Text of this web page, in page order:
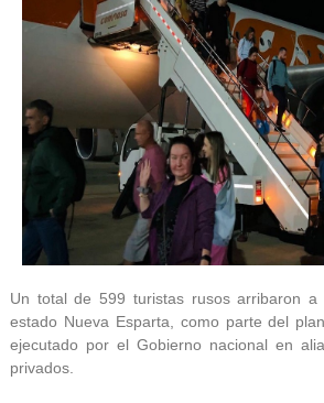
Un total de 599 turistas rusos arribaron a
estado Nueva Esparta, como parte del
ejecutado por el Gobierno nacional en
privados.